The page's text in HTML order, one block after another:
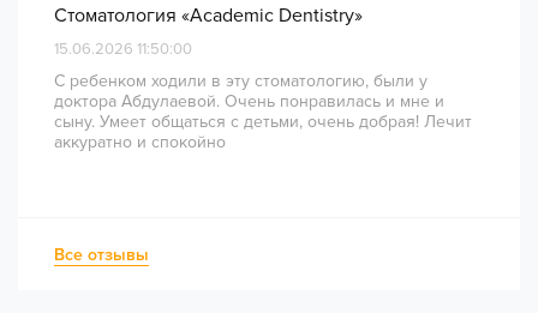
Стоматология «Academic Dentistry»
15.06.2026 11:50:00
С ребенком ходили в эту стоматологию, были у
доктора Абдулаевой. Очень понравилась и мне и
сыну. Умеет общаться с детьми, очень добрая! Лечит
аккуратно и спокойно
Все отзывы